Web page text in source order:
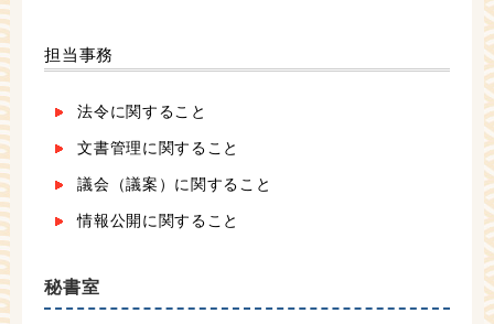
担当事務
法令に関すること
文書管理に関すること
議会（議案）に関すること
情報公開に関すること
秘書室